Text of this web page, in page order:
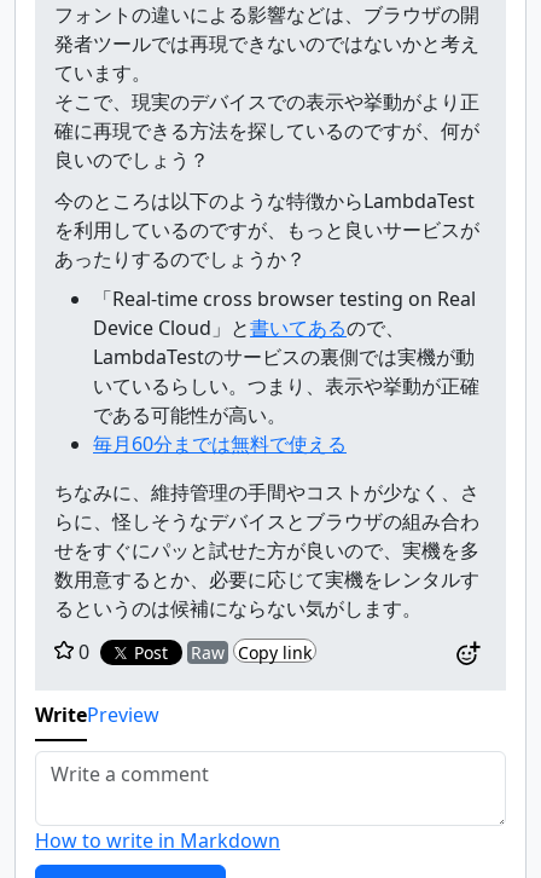
フォントの違いによる影響などは、ブラウザの開
発者ツールでは再現できないのではないかと考え
ています。
そこで、現実のデバイスでの表示や挙動がより正
確に再現できる方法を探しているのですが、何が
良いのでしょう？
今のところは以下のような特徴からLambdaTest
を利用しているのですが、もっと良いサービスが
あったりするのでしょうか？
「Real-time cross browser testing on Real
Device Cloud」と書いてあるので、
LambdaTestのサービスの裏側では実機が動
いているらしい。つまり、表示や挙動が正確
である可能性が高い。
毎月60分までは無料で使える
ちなみに、維持管理の手間やコストが少なく、さ
らに、怪しそうなデバイスとブラウザの組み合わ
せをすぐにパッと試せた方が良いので、実機を多
数用意するとか、必要に応じて実機をレンタルす
るというのは候補にならない気がします。
0
Post Raw Copy link
WritePreview
How to write in Markdown